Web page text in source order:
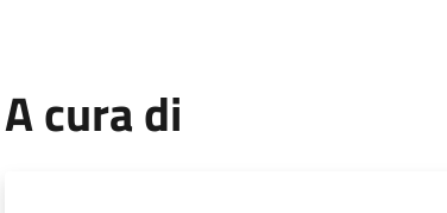
A cura di